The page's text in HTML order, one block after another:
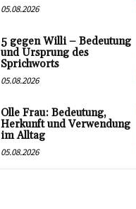
05.08.2026
5 gegen Willi – Bedeutung
und Ursprung des
Sprichworts
05.08.2026
Olle Frau: Bedeutung,
Herkunft und Verwendung
im Alltag
05.08.2026